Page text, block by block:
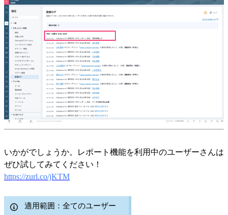
いかがでしょうか。レポート機能を利用中のユーザーさんは
ぜひ試してみてください！
https://zurl.co/jKTM
適用範囲：全てのユーザー